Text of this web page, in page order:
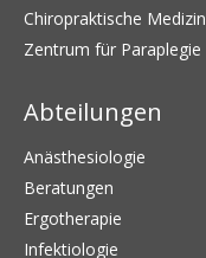
Chiropraktische Medizin
Zentrum für Paraplegie
Abteilungen
Anästhesiologie
Beratungen
Ergotherapie
Infektiologie